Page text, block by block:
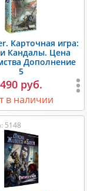
Карточная игра:
Кандалы. Цена
Дополнение
5
490 руб.
в наличии
5148